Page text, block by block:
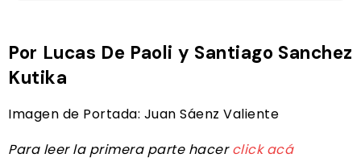
Por Lucas De Paoli y Santiago Sanchez
Kutika
Imagen de Portada: Juan Sáenz Valiente
Para leer la primera parte hacerclick acá